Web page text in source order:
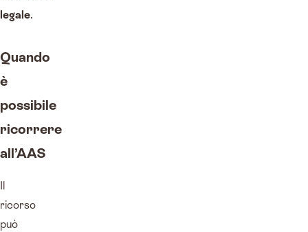
legale.
Quando
è
possibile
ricorrere
all’AAS
ricorso
può